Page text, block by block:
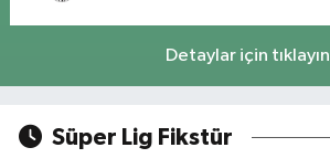
Detaylar için tıklayın
Süper Lig Fikstür